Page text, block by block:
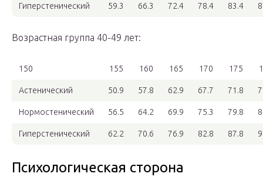
Гиперстенический 59.3 66.3 72.4 78.4 83.4
Возрастная группа 40-49 лет:
150 155 160 165 170 175
Астенический 50.9 57.8 62.9 67.7 71.8
Нормостенический 56.5 64.2 69.9 75.3 79.8
Гиперстенический 62.2 70.6 76.9 82.8 87.8
Психологическая сторона